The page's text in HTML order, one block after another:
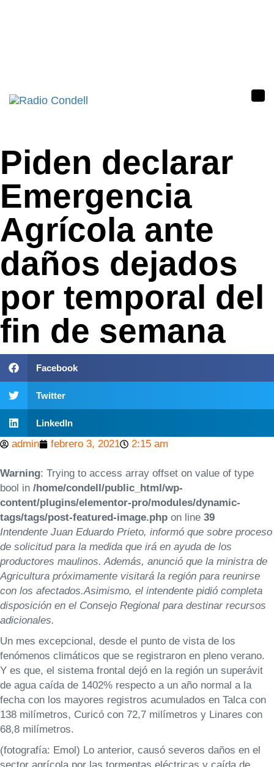
Piden declarar
Emergencia
Agrícola ante
daños dejados
por temporal del
fin de semana
Facebook
Twitter
LinkedIn
admin febrero 3, 2021 2:15 am
Warning: Trying to access array offset on value of type
bool in /home/condell/public_html/wp-
content/plugins/elementor-pro/modules/dynamic-
tags/tags/post-featured-image.php on line 39
Intendente Juan Eduardo Prieto, informó que sobre proceso
de solicitud para la medida que irá en ayuda de los
productores maulinos. Además, anunció que la ministra de
Agricultura próximamente visitará la región para reunirse
con los afectados.Asimismo, el intendente pidió completa
disposición en el Consejo Regional para destinar recursos
adicionales.
Un mes excepcional, desde el punto de vista de los
fenómenos climáticos que se registraron en pleno verano.
Y es que, el sistema frontal dejó en la región un superávit
de agua caída de 1402% respecto a un año normal a la
fecha con los mayores registros acumulados en Talca con
138 milímetros, Curicó con 72,7 milímetros y Linares con
68,8 milímetros.
(fotografía: Emol) Lo anterior, causó severos daños en el